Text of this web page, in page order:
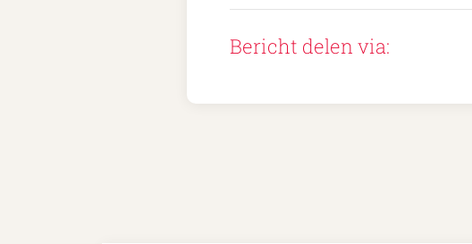
Bericht delen via: